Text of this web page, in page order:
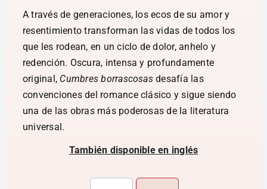
A través de generaciones, los ecos de su amor y
resentimiento transforman las vidas de todos los
que les rodean, en un ciclo de dolor, anhelo y
redención. Oscura, intensa y profundamente
original, Cumbres borrascosasdesafía las
convenciones del romance clásico y sigue siendo
una de las obras más poderosas de la literatura
universal.
También disponible en inglés